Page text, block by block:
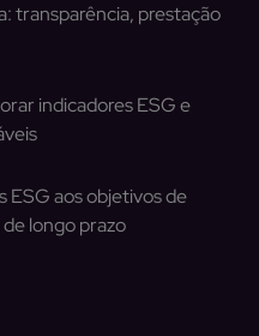
transparência, prestação
indicadores ESG e
ESG aos objetivos de
longo prazo